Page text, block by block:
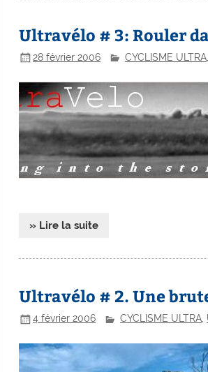
Ultravélo # 3: Rouler
28 février 2006 CYCLISME ULTRA,
» Lire la suite
Ultravélo # 2. Une
4 février 2006 CYCLISME ULTRA,